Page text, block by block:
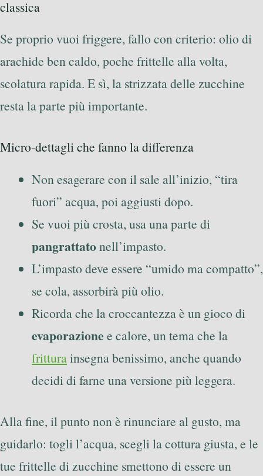
classica
Se proprio vuoi friggere, fallo con criterio: olio di
arachide ben caldo, poche frittelle alla volta,
scolatura rapida. E sì, la strizzata delle zucchine
resta la parte più importante.
Micro-dettagli che fanno la differenza
Non esagerare con il sale all’inizio, “tira
fuori” acqua, poi aggiusti dopo.
Se vuoi più crosta, usa una parte di
pangrattatonell’impasto.
L’impasto deve essere “umido ma compatto”,
se cola, assorbirà più olio.
Ricorda che la croccantezza è un gioco di
evaporazione e calore, un tema che la
fritturainsegna benissimo, anche quando
decidi di farne una versione più leggera.
Alla fine, il punto non è rinunciare al gusto, ma
guidarlo: togli l’acqua, scegli la cottura giusta, e le
tue frittelle di zucchine smettono di essere un